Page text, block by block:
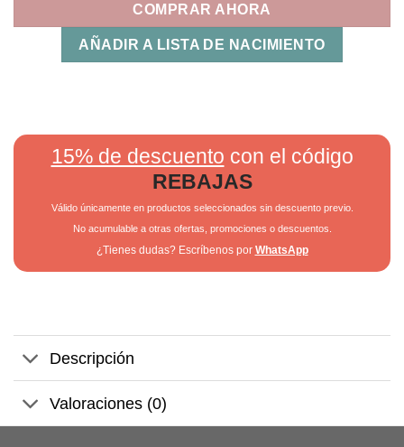
COMPRAR AHORA
AÑADIR A LISTA DE NACIMIENTO
15% de descuento con el código
REBAJAS
Válido únicamente en productos seleccionados sin descuento previo.
No acumulable a otras ofertas, promociones o descuentos.
¿Tienes dudas? Escríbenos por WhatsApp
Descripción
Valoraciones (0)